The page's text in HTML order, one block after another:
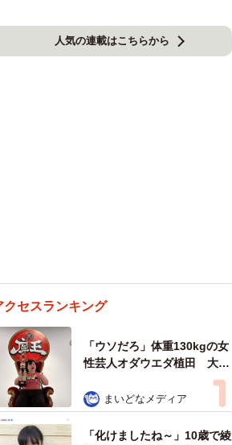
人気の連載はこちらから
クセスランキング
「ウソだろ」体重130kgの女
性芸人オダウエダ植田 大学
時代のほっそり姿に「マジ
で」 まいどなメディア
「化けましたね～」10歳で綾